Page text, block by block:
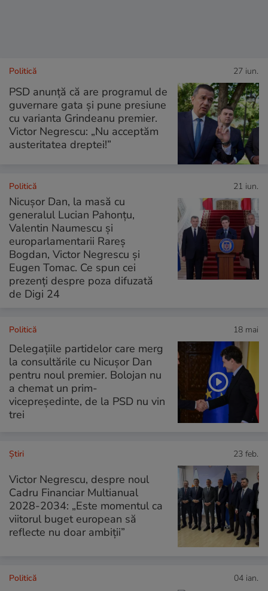
Politică 27 iun.
PSD anunță că are programul de
guvernare gata și pune presiune
cu varianta Grindeanu premier.
Victor Negrescu: „Nu acceptăm
austeritatea dreptei!”
Politică 21 iun.
Nicușor Dan, la masă cu
generalul Lucian Pahonțu,
Valentin Naumescu și
europarlamentarii Rareș
Bogdan, Victor Negrescu și
Eugen Tomac. Ce spun cei
prezenți despre poza difuzată
de Digi 24
Politică 18 mai
Delegațiile partidelor care merg
la consultările cu Nicușor Dan
pentru noul premier. Bolojan nu
a chemat un prim-
vicepreședinte, de la PSD nu vin
trei
Ştiri 23 feb.
Victor Negrescu, despre noul
Cadru Financiar Multianual
2028-2034: „Este momentul ca
viitorul buget european să
reflecte nu doar ambiții”
Politică 04 ian.